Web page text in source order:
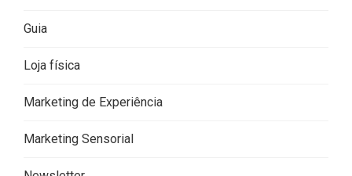
Guia
Loja física
Marketing de Experiência
Marketing Sensorial